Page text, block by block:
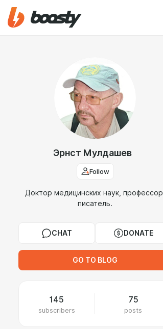
Эрнст Мулдашев
Follow
Доктор медицинских наук, профессор,
писатель.
CHAT DONATE
GO TO BLOG
145
subscribers
75
posts